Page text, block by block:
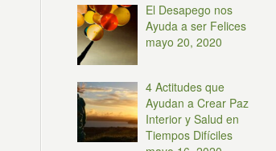
El Desapego nos
Ayuda a ser Felices
mayo 20, 2020
4 Actitudes que
Ayudan a Crear Paz
Interior y Salud en
Tiempos Difíciles